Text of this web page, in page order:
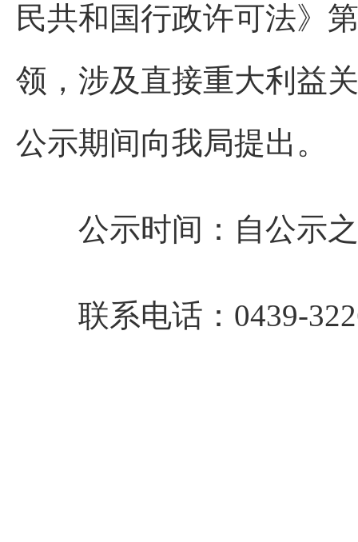
民共和国行政许可法》
领，涉及直接重大利益
公示期间向我局提出。
公示时间：自公示之
联系电话：0439-